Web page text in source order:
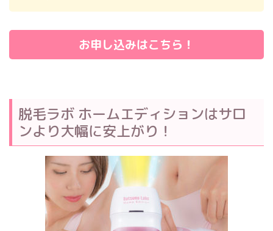
お申し込みはこちら！
脱毛ラボ ホームエディションはサロ
ンより大幅に安上がり！